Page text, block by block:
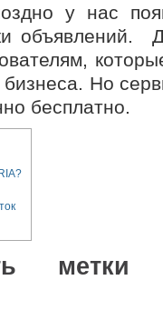
у нас
объявлений.
Но
бесплатно.